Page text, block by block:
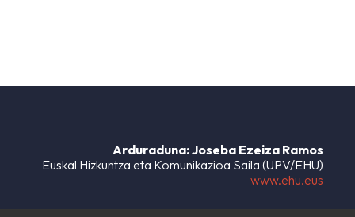
Arduraduna: Joseba Ezeiza Ramos
Euskal Hizkuntza eta Komunikazioa Saila (UPV/EHU)
www.ehu.eus